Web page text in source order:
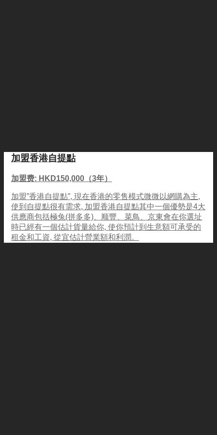
加盟香港自提點
加盟费: HKD150,000（3年）
加盟”香港自提點”, 現在香港的零售模式微微以網購為主,
使到自提點很有需求, 加盟香港自提點其中一個優勢是4大
供應商包括極兔(拼多多)、顺豐、菜鳥、京東會在你選址
時已經有一個估計貨量給你, 使你預計到生意額可承受的
租金和工資, 從宜估計營業額和利潤。